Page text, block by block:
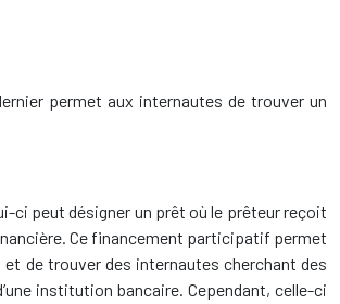
permet aux internautes de trouver un
ci peut désigner un prêt où le prêteur reçoit
Ce financement participatif permet
de trouver des internautes cherchant des
institution bancaire. Cependant, celle-ci